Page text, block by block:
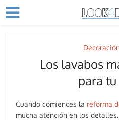
Los lavabos
para
Cuando comiences la reforma
mucha atención en los